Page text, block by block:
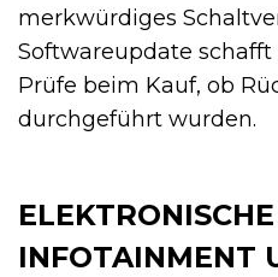
merkwürdiges
Softwareupdate
Prüfe beim Kauf, ob
durchgeführt wurden.
INFOTAINMENT